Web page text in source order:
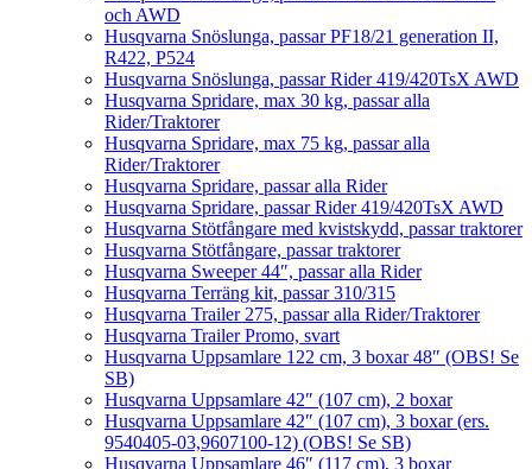
och AWD
Husqvarna Snöslunga, passar PF18/21 generation II,
R422, P524
Husqvarna Snöslunga, passar Rider 419/420TsX AWD
Husqvarna Spridare, max 30 kg, passar alla
Rider/Traktorer
Husqvarna Spridare, max 75 kg, passar alla
Rider/Traktorer
Husqvarna Spridare, passar alla Rider
Husqvarna Spridare, passar Rider 419/420TsX AWD
Husqvarna Stötfångare med kvistskydd, passar traktorer
Husqvarna Stötfångare, passar traktorer
Husqvarna Sweeper 44″, passar alla Rider
Husqvarna Terräng kit, passar 310/315
Husqvarna Trailer 275, passar alla Rider/Traktorer
Husqvarna Trailer Promo, svart
Husqvarna Uppsamlare 122 cm, 3 boxar 48″ (OBS! Se
SB)
Husqvarna Uppsamlare 42″ (107 cm), 2 boxar
Husqvarna Uppsamlare 42″ (107 cm), 3 boxar (ers.
9540405-03,9607100-12) (OBS! Se SB)
Husqvarna Uppsamlare 46″ (117 cm), 3 boxar